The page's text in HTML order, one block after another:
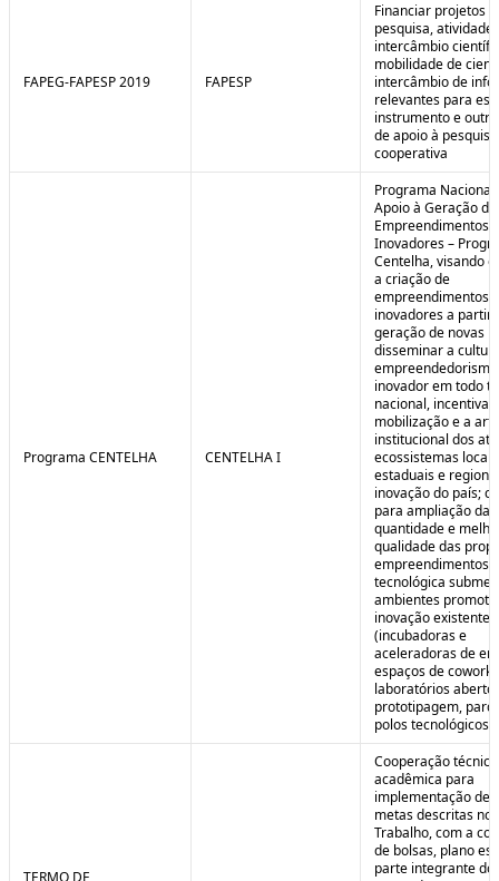
FAPEG-FAPESP 2019 FAPESP
Financiar projetos
pesquisa,
intercâmbio
mobilidade de
intercâmbio de
relevantes para
instrumento e
de apoio à pesquisa
cooperativa
Programa CENTELHA CENTELHA I
Programa Nacional
Apoio à Geração de
Empreendimentos
Inovadores –
Centelha, visando
a criação de
empreendimentos
inovadores a partir
geração de novas
disseminar a
empreendedorismo
inovador em todo
nacional,
mobilização e a
institucional dos
ecossistemas
estaduais e
inovação do país;
para ampliação da
quantidade e
qualidade das
empreendimentos
tecnológica
ambientes
inovação
(incubadoras e
aceleradoras de
espaços de
laboratórios
prototipagem,
polos tecnológicos
TERMO DE
Cooperação
acadêmica para
implementação de
metas descritas no
Trabalho, com a
de bolsas, plano
parte integrante do